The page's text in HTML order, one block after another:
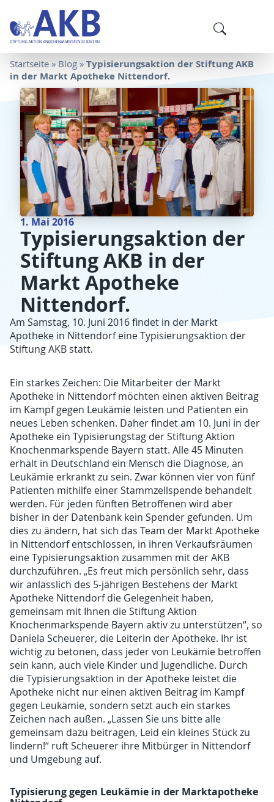
Startseite » Blog »Typisierungsaktion der Stiftung AKB
in der Markt Apotheke Nittendorf.
1. Mai 2016
Typisierungsaktion der
Stiftung AKB in der
Markt Apotheke
Nittendorf.
Am Samstag, 10. Juni 2016 findet in der Markt
Apotheke in Nittendorf eine Typisierungsaktion der
Stiftung AKB statt.
Ein starkes Zeichen: Die Mitarbeiter der Markt
Apotheke in Nittendorf möchten einen aktiven Beitrag
im Kampf gegen Leukämie leisten und Patienten ein
neues Leben schenken. Daher findet am 10. Juni in der
Apotheke ein Typisierungstag der Stiftung Aktion
Knochenmarkspende Bayern statt. Alle 45 Minuten
erhält in Deutschland ein Mensch die Diagnose, an
Leukämie erkrankt zu sein. Zwar können vier von fünf
Patienten mithilfe einer Stammzellspende behandelt
werden. Für jeden fünften Betroffenen wird aber
bisher in der Datenbank kein Spender gefunden. Um
dies zu ändern, hat sich das Team der Markt Apotheke
in Nittendorf entschlossen, in ihren Verkaufsräumen
eine Typisierungsaktion zusammen mit der AKB
durchzuführen. „Es freut mich persönlich sehr, dass
wir anlässlich des 5-jährigen Bestehens der Markt
Apotheke Nittendorf die Gelegenheit haben,
gemeinsam mit Ihnen die Stiftung Aktion
Knochenmarkspende Bayern aktiv zu unterstützen“, so
Daniela Scheuerer, die Leiterin der Apotheke. Ihr ist
wichtig zu betonen, dass jeder von Leukämie betroffen
sein kann, auch viele Kinder und Jugendliche. Durch
die Typisierungsaktion in der Apotheke leistet die
Apotheke nicht nur einen aktiven Beitrag im Kampf
gegen Leukämie, sondern setzt auch ein starkes
Zeichen nach außen. „Lassen Sie uns bitte alle
gemeinsam dazu beitragen, Leid ein kleines Stück zu
lindern!“ ruft Scheuerer ihre Mitbürger in Nittendorf
und Umgebung auf.
Typisierung gegen Leukämie in der Marktapotheke